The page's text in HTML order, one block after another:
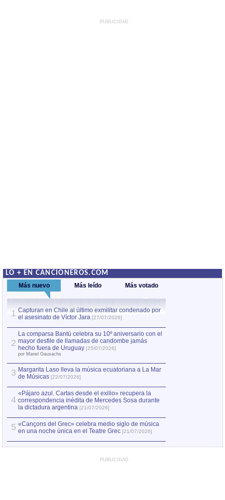
PUBLICIDAD
LO + EN CANCIONEROS.COM
Más nuevo Más leído Más votado
1 Capturan en Chile al último exmilitar condenado por
el asesinato de Víctor Jara [27/07/2026]
2
La comparsa Bantú celebra su 10º aniversario con el
mayor desfile de llamadas de candombe jamás
hecho fuera de Uruguay [25/07/2026]
por Manel Gausachs
3 Margarita Laso lleva la música ecuatoriana a La Mar
de Músicas [22/07/2026]
4
«Pájaro azul. Cartas desde el exilio» recupera la
correspondencia inédita de Mercedes Sosa durante
la dictadura argentina [21/07/2026]
5 «Cançons del Grec» celebra medio siglo de música
en una noche única en el Teatre Grec [21/07/2026]
PUBLICIDAD